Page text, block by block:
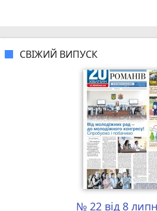
СВІЖИЙ ВИПУСК
№ 22 від 8